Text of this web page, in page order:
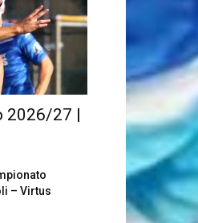
2026/27 |
– Virtus